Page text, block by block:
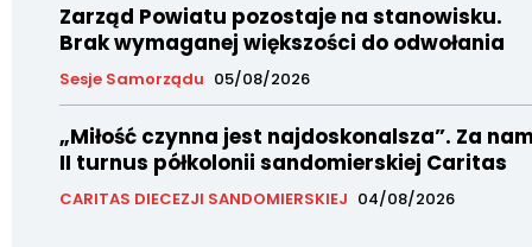
Zarząd Powiatu pozostaje na stanowisku.
Brak wymaganej większości do odwołania
Sesje Samorządu 05/08/2026
„Miłość czynna jest najdoskonalsza”. Za
II turnus półkolonii sandomierskiej Caritas
CARITAS DIECEZJI SANDOMIERSKIEJ 04/08/2026